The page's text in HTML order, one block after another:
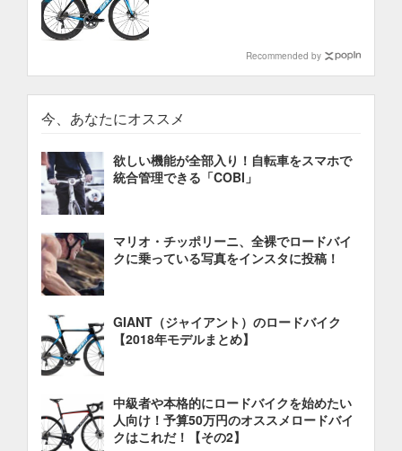
Recommended by
今、あなたにオススメ
欲しい機能が全部入り！自転車をスマホで
統合管理できる「COBI」
マリオ・チッポリーニ、全裸でロードバイ
クに乗っている写真をインスタに投稿！
GIANT（ジャイアント）のロードバイク
【2018年モデルまとめ】
中級者や本格的にロードバイクを始めたい
人向け！予算50万円のオススメロードバイ
クはこれだ！【その2】